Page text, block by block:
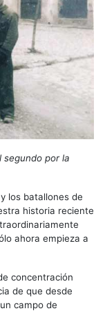
segundo por la
los batallones de
historia reciente
ahora empieza a
concentración
de que desde
campo de